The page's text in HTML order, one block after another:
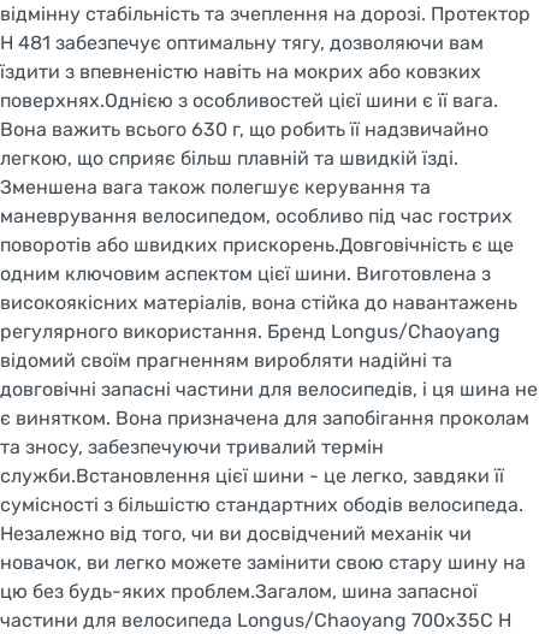
відмінну стабільність та зчеплення на дорозі. Протектор
H 481 забезпечує оптимальну тягу, дозволяючи вам
їздити з впевненістю навіть на мокрих або ковзких
поверхнях.Однією з особливостей цієї шини є її вага.
Вона важить всього 630 г, що робить її надзвичайно
легкою, що сприяє більш плавній та швидкій їзді.
Зменшена вага також полегшує керування та
маневрування велосипедом, особливо під час гострих
поворотів або швидких прискорень.Довговічність є ще
одним ключовим аспектом цієї шини. Виготовлена з
високоякісних матеріалів, вона стійка до навантажень
регулярного використання. Бренд Longus/Chaoyang
відомий своїм прагненням виробляти надійні та
довговічні запасні частини для велосипедів, і ця шина не
є винятком. Вона призначена для запобігання проколам
та зносу, забезпечуючи тривалий термін
служби.Встановлення цієї шини - це легко, завдяки її
сумісності з більшістю стандартних ободів велосипеда.
Незалежно від того, чи ви досвідчений механік чи
новачок, ви легко можете замінити свою стару шину на
цю без будь-яких проблем.Загалом, шина запасної
частини для велосипеда Longus/Chaoyang 700x35C H